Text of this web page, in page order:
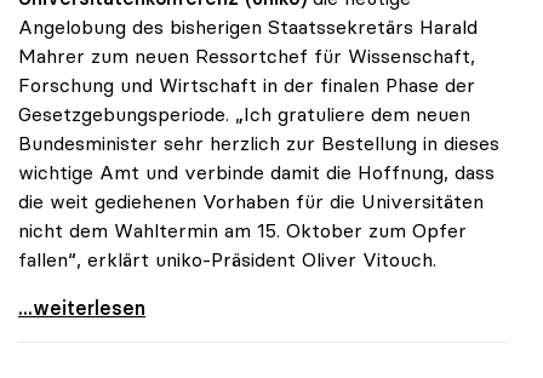
Angelobung des bisherigen Staatssekretärs Harald
Mahrer zum neuen Ressortchef für Wissenschaft,
Forschung und Wirtschaft in der finalen Phase der
Gesetzgebungsperiode. „Ich gratuliere dem neuen
Bundesminister sehr herzlich zur Bestellung in dieses
wichtige Amt und verbinde damit die Hoffnung, dass
die weit gediehenen Vorhaben für die Universitäten
nicht dem Wahltermin am 15. Oktober zum Opfer
fallen“, erklärt uniko-Präsident Oliver Vitouch.
Glückwünsche der uniko zur Bestellung von Minister
...weiterlesen